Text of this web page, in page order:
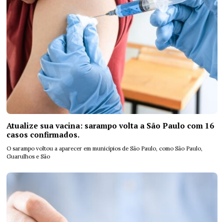
Atualize sua vacina: sarampo volta a São Paulo com 16
casos confirmados.
O sarampo voltou a aparecer em municípios de São Paulo, como São Paulo,
Guarulhos e São